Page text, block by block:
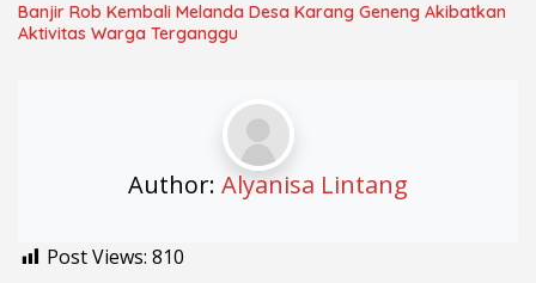
Banjir Rob Kembali Melanda Desa Karang Geneng Akibatkan
Aktivitas Warga Terganggu
Author: Alyanisa Lintang
Post Views: 810